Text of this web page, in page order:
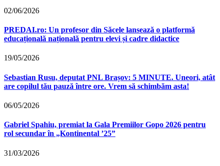
02/06/2026
PREDAI.ro: Un profesor din Săcele lansează o platformă
educațională națională pentru elevi și cadre didactice
19/05/2026
Sebastian Rusu, deputat PNL Brașov: 5 MINUTE. Uneori, atât
are copilul tău pauză între ore. Vrem să schimbăm asta!
06/05/2026
Gabriel Spahiu, premiat la Gala Premiilor Gopo 2026 pentru
rol secundar în „Kontinental ’25”
31/03/2026